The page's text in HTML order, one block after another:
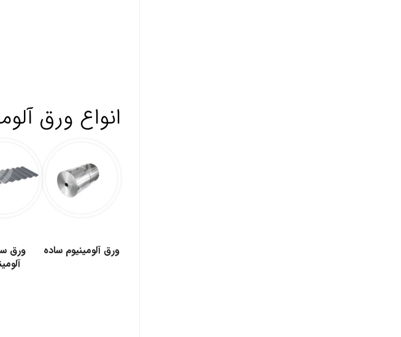
انواع ورق
ورق آلومینیوم ساده
ورق